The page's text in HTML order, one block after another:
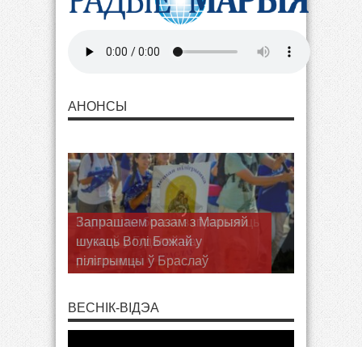
АНОНСЫ
Запрашаем разам з Марыяй
шукаць Волі Божай у
пілігрымцы ў Браслаў
ВЕСНІК-ВІДЭА